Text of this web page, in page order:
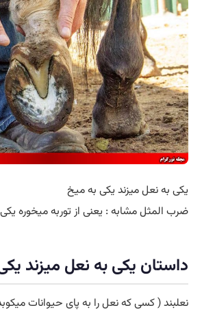
یکی به نعل میزند یکی به میخ
ضرب المثل مشابه : یعنی از توربه میخوره
داستان یکی به نعل میزند
نعلبند ( کسی که نعل را به پای حیوانات